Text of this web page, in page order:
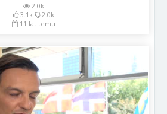
2.0k
3.1k
2.0k
11 lat temu